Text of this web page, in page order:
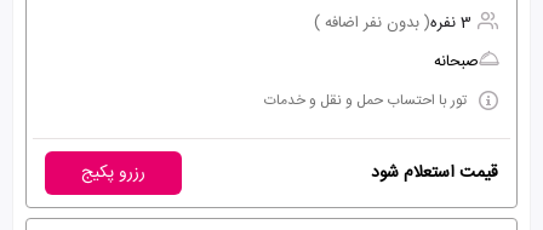
3 نفره
( بدون نفر اضافه )
صبحانه
تور با احتساب حمل و نقل و خدمات
قیمت استعلام شود رزرو پکیج